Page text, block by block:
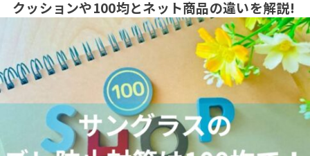
クッションや100均とネット商品の違いを解説!